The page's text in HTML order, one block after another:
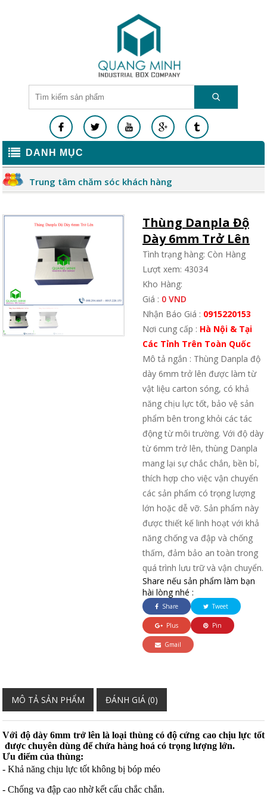
DANH MỤC
Trung tâm chăm sóc khách hàng
Thùng Danpla Độ
Dày 6mm Trở Lên
Tình trạng hàng: Còn Hàng
Lượt xem: 43034
Kho Hàng:
Giá : 0 VND
Nhận Báo Giá : 0915220153
Nơi cung cấp : Hà Nội & Tại
Các Tỉnh Trên Toàn Quốc
Mô tả ngắn : Thùng Danpla độ
dày 6mm trở lên được làm từ
vật liệu carton sóng, có khả
năng chịu lực tốt, bảo vệ sản
phẩm bên trong khỏi các tác
động từ môi trường. Với độ dày
từ 6mm trở lên, thùng Danpla
mang lại sự chắc chắn, bền bỉ,
thích hợp cho việc vận chuyển
các sản phẩm có trọng lượng
lớn hoặc dễ vỡ. Sản phẩm này
được thiết kế linh hoạt với khả
năng chống va đập và chống
thấm, đảm bảo an toàn trong
quá trình lưu trữ và vận chuyển.
Share nếu sản phẩm làm bạn
hài lòng nhé :
Share Tweet
Plus Pin
Gmail
MÔ TẢ SẢN PHẨM ĐÁNH GIÁ (0)
Với độ dày 6mm trở lên là loại thùng có độ cứng cao chịu lực tốt
được chuyên dùng để chứa hàng hoá có trọng lượng lớn.
Ưu điểm của thùng:
- Khả năng chịu lực tốt không bị bóp méo
- Chống va đập cao nhờ kết cấu chắc chắn.